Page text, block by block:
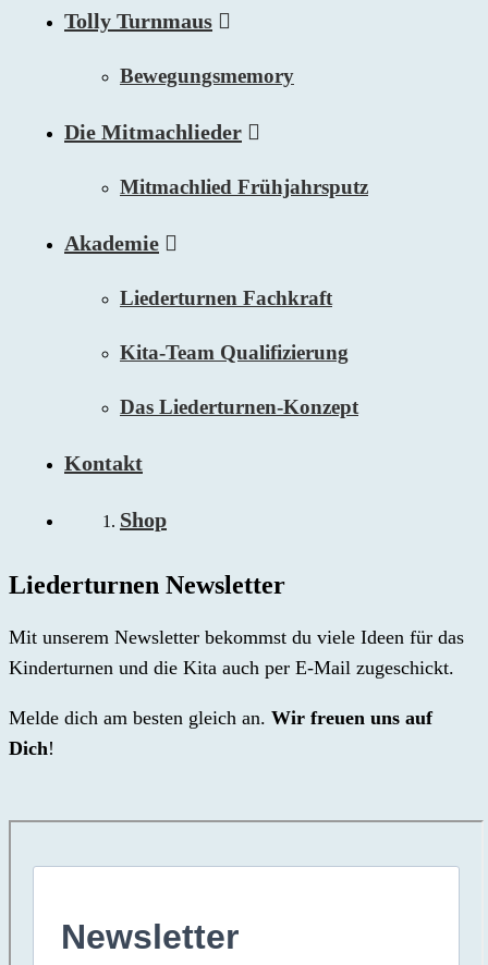
Tolly Turnmaus
Bewegungsmemory
Die Mitmachlieder
Mitmachlied Frühjahrsputz
Akademie
Liederturnen Fachkraft
Kita-Team Qualifizierung
Das Liederturnen-Konzept
Kontakt
Shop
Liederturnen Newsletter
Mit unserem Newsletter bekommst du viele Ideen für das
Kinderturnen und die Kita auch per E-Mail zugeschickt.
Melde dich am besten gleich an. Wir freuen uns auf
Dich!